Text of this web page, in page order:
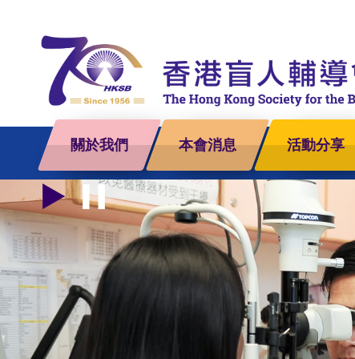
關於我們 本會消息 活動分享